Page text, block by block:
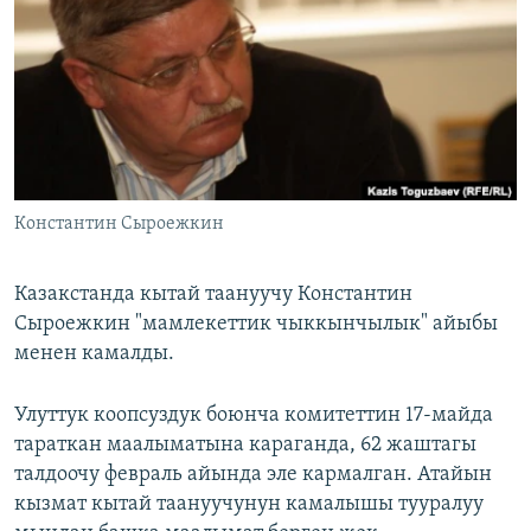
ЭЖЕ-СИҢДИЛЕР
АЗАТТЫК+
ЫҢГАЙСЫЗ СУРООЛОР
ОНЛАЙН ШЕРИНЕ
ЭЕ/АРнун бардык сайттары
Константин Сыроежкин
Казакстанда кытай таануучу Константин
Сыроежкин "мамлекеттик чыккынчылык" айыбы
менен камалды.
Улуттук коопсуздук боюнча комитеттин 17-майда
тараткан маалыматына караганда, 62 жаштагы
талдоочу февраль айында эле кармалган. Атайын
кызмат кытай таануучунун камалышы тууралуу